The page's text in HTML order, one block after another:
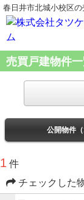
春日井市北城小校区
売買戸建物件
公開物件（
1 件
チェックした